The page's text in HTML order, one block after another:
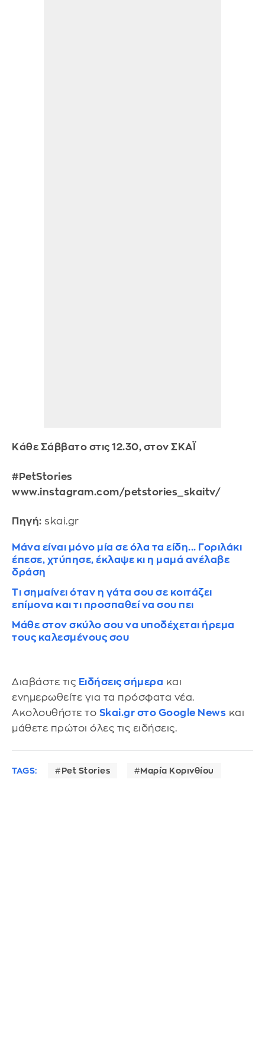
Κάθε Σάββατο στις 12.30, στον ΣΚΑΪ
#PetStories
www.instagram.com/petstories_skaitv/
Πηγή: skai.gr
Μάνα είναι μόνο μία σε όλα τα είδη... Γοριλάκι
έπεσε, χτύπησε, έκλαψε κι η μαμά ανέλαβε
δράση
Τι σημαίνει όταν η γάτα σου σε κοιτάζει
επίμονα και τι προσπαθεί να σου πει
Μάθε στον σκύλο σου να υποδέχεται ήρεμα
τους καλεσμένους σου
Διαβάστε τις Ειδήσεις σήμερα και
ενημερωθείτε για τα πρόσφατα νέα.
Ακολουθήστε το Skai.gr στο Google News και
μάθετε πρώτοι όλες τις ειδήσεις.
TAGS: Pet Stories Μαρία Κορινθίου